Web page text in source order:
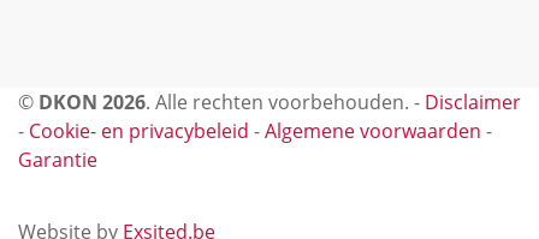
© DKON 2026. Alle rechten voorbehouden. - Disclaimer
- Cookie- en privacybeleid -Algemene voorwaarden -
Garantie
Website by Exsited.be